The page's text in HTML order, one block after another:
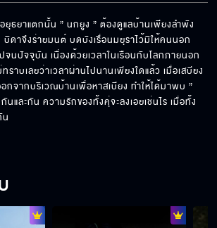
ยุธยาแตกนั้น ” นกยูง ” ต้องดูแลบ้านเพียงลำพัง
ดาจึงร่ายมนต์ บดบังเรื่อนมยุราไว้มิให้คนนอก
จนปัจจุบัน เนื่องด้วยเวลาในเรือนกับโลกภายนอก
าบเลยว่าเวลาผ่านไปนานเพียงใดแล้ว เมื่อเสบียง
กจากบริเวณบ้านเพื่อหาสเบียง ทำให้ได้มาพบ ”
นและกัน ความรักของทั้งคุ่จะลงเอยเช่นไร เมื่อทั้ง